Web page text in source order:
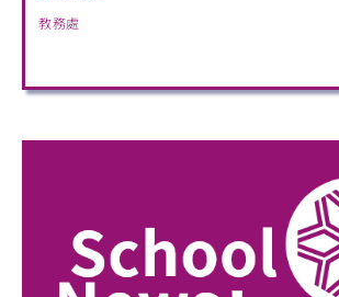
教務處